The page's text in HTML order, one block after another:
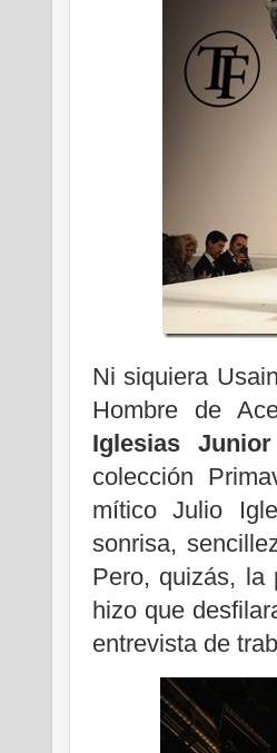
Ni siquiera
Hombre de
Iglesias Junior
colección
mítico Julio
sonrisa,
Pero, quizás, la
hizo que
entrevista de